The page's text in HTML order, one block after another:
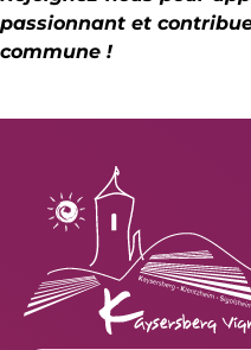
passionnant et
commune !